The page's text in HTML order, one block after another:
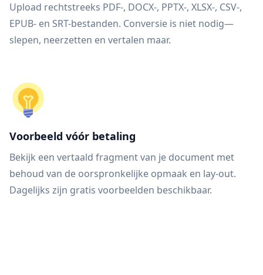
Upload rechtstreeks PDF-, DOCX-, PPTX-, XLSX-, CSV-,
EPUB- en SRT-bestanden. Conversie is niet nodig—
slepen, neerzetten en vertalen maar.
Voorbeeld vóór betaling
Bekijk een vertaald fragment van je document met
behoud van de oorspronkelijke opmaak en lay-out.
Dagelijks zijn gratis voorbeelden beschikbaar.